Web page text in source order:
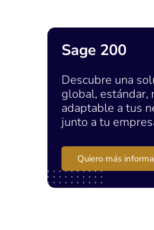
Sage 200
Descubre una
global, estándar,
adaptable a tus
junto a tu
Quiero más